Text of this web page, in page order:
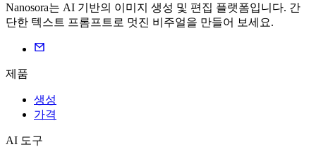
Nanosora는 AI 기반의 이미지 생성 및 편집 플랫폼입니다. 간
단한 텍스트 프롬프트로 멋진 비주얼을 만들어 보세요.
제품
생성
가격
AI 도구